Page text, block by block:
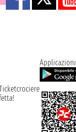
Applicazioni